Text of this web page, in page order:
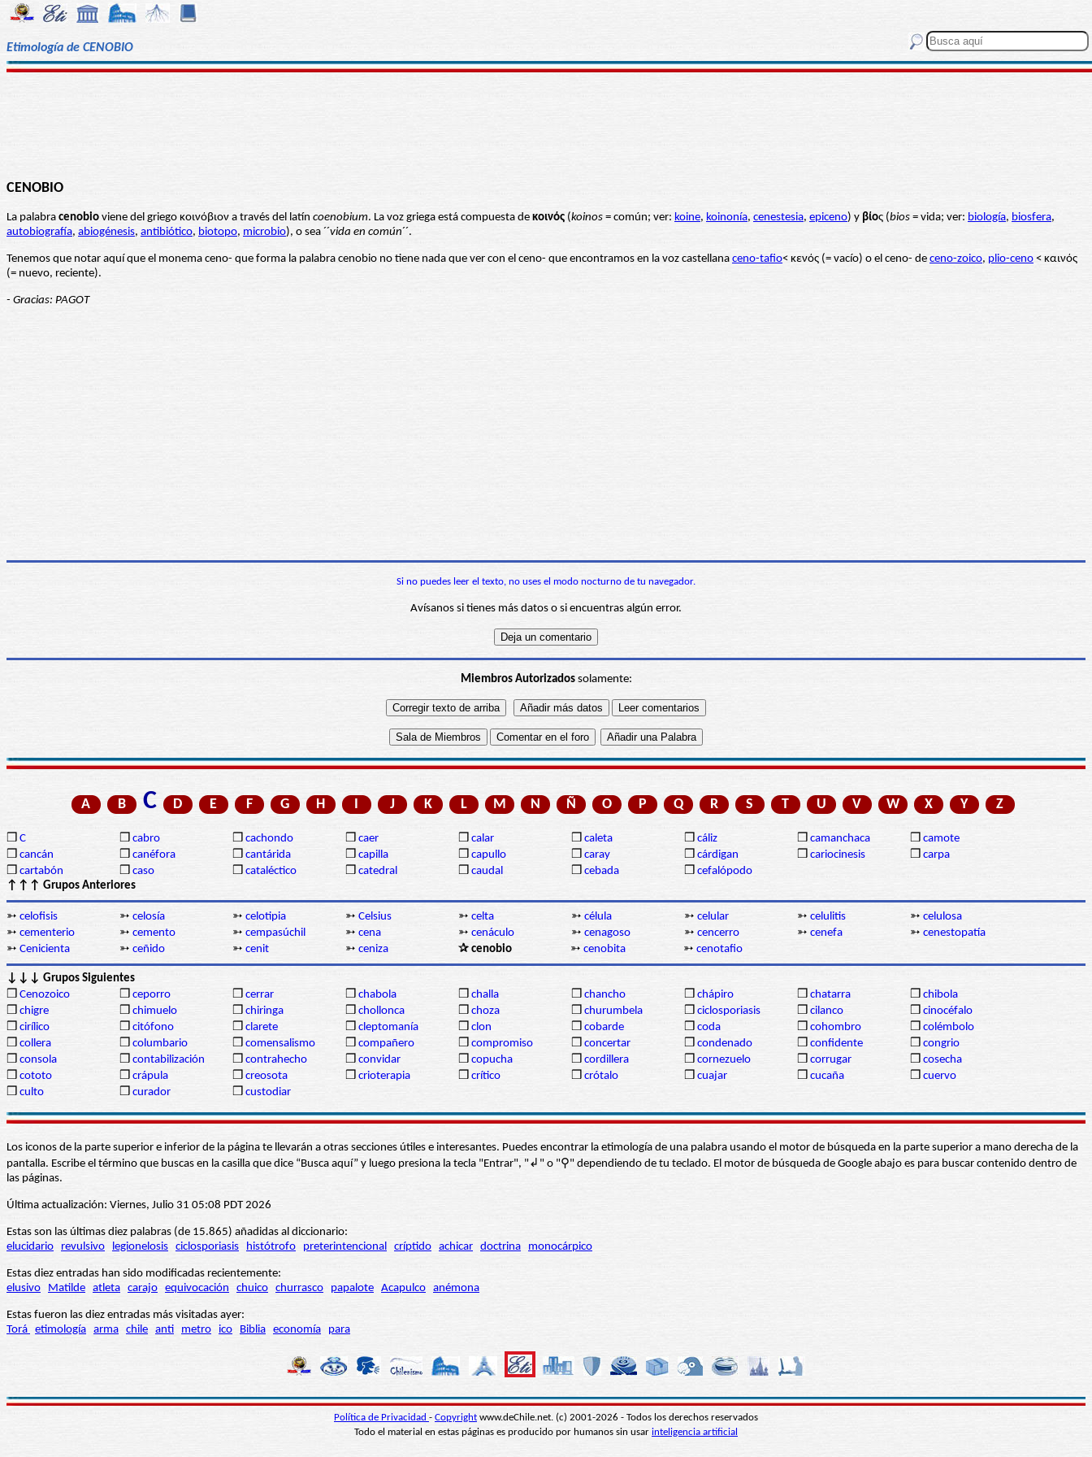
Etimología de CENOBIO
CENOBIO
La palabra cenobio viene del griego κοινόβιον a través del latín coenobium. La voz griega está compuesta de κοινός (koinos = común; ver: koine, koinonía, cenestesia, epiceno) y βίος (bios = vida; ver: biología, biosfera,
autobiografía, abiogénesis, antibiótico, biotopo, microbio), o sea ´´vida en común´´.
Tenemos que notar aquí que el monema ceno- que forma la palabra cenobio no tiene nada que ver con el ceno- que encontramos en la voz castellana ceno-tafio< κενός (= vacío) o el ceno- de ceno-zoico, plio-ceno < καινός
(= nuevo, reciente).
- Gracias: PAGOT
Si no puedes leer el texto, no uses el modo nocturno de tu navegador.
Avísanos si tienes más datos o si encuentras algún error.
Miembros Autorizadossolamente:
A B C D E F G H I J K L M N Ñ O P Q R S T U V W X Y Z
❒ C ❒ cabro ❒ cachondo ❒ caer ❒ calar ❒ caleta ❒ cáliz ❒ camanchaca ❒ camote
❒ cancán ❒ canéfora ❒ cantárida ❒ capilla ❒ capullo ❒ caray ❒ cárdigan ❒ cariocinesis ❒ carpa
❒ cartabón ❒ caso ❒ cataléctico ❒ catedral ❒ caudal ❒ cebada ❒ cefalópodo
↑↑↑ Grupos Anteriores
➳ celofisis ➳ celosía ➳ celotipia ➳ Celsius ➳ celta ➳ célula ➳ celular ➳ celulitis ➳ celulosa
➳ cementerio ➳ cemento ➳ cempasúchil ➳ cena ➳ cenáculo ➳ cenagoso ➳ cencerro ➳ cenefa ➳ cenestopatía
➳ Cenicienta ➳ ceñido ➳ cenit ➳ ceniza ✰ cenobio ➳ cenobita ➳ cenotafio
↓↓↓ Grupos Siguientes
❒ Cenozoico ❒ ceporro ❒ cerrar ❒ chabola ❒ challa ❒ chancho ❒ chápiro ❒ chatarra ❒ chibola
❒ chigre ❒ chimuelo ❒ chiringa ❒ chollonca ❒ choza ❒ churumbela ❒ ciclosporiasis ❒ cilanco ❒ cinocéfalo
❒ cirílico ❒ citófono ❒ clarete ❒ cleptomanía ❒ clon ❒ cobarde ❒ coda ❒ cohombro ❒ colémbolo
❒ collera ❒ columbario ❒ comensalismo ❒ compañero ❒ compromiso ❒ concertar ❒ condenado ❒ confidente ❒ congrio
❒ consola ❒ contabilización ❒ contrahecho ❒ convidar ❒ copucha ❒ cordillera ❒ cornezuelo ❒ corrugar ❒ cosecha
❒ cototo ❒ crápula ❒ creosota ❒ crioterapia ❒ crítico ❒ crótalo ❒ cuajar ❒ cucaña ❒ cuervo
❒ culto ❒ curador ❒ custodiar
Los iconos de la parte superior e inferior de la página te llevarán a otras secciones útiles e interesantes. Puedes encontrar la etimología de una palabra usando el motor de búsqueda en la parte superior a mano derecha de la
pantalla. Escribe el término que buscas en la casilla que dice “Busca aquí” y luego presiona la tecla "Entrar", "↲" o "⚲" dependiendo de tu teclado. El motor de búsqueda de Google abajo es para buscar contenido dentro de
las páginas.
Última actualización: Viernes, Julio 31 05:08 PDT 2026
Estas son las últimas diez palabras (de 15.865) añadidas al diccionario:
elucidario
revulsivo legionelosis ciclosporiasis histótrofo preterintencional críptido achicar doctrina monocárpico
Estas diez entradas han sido modificadas recientemente:
elusivo
Matilde atleta carajo equivocación chuico churrasco papalote Acapulco anémona
Estas fueron las diez entradas más visitadas ayer:
Torá etimología arma chile anti metro ico Biblia economía para
Política de Privacidad - Copyright www.deChile.net. (c) 2001-2026 - Todos los derechos reservados
Todo el material en estas páginas es producido por humanos sin usar inteligencia artificial